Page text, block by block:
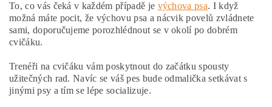
To, co vás čeká v každém případě je výchova psa. I když
možná máte pocit, že výchovu psa a nácvik povelů zvládnete
sami, doporučujeme porozhlédnout se v okolí po dobrém
cvičáku.
Trenéři na cvičáku vám poskytnout do začátku spousty
užitečných rad. Navíc se váš pes bude odmalička setkávat s
jinými psy a tím se lépe socializuje.